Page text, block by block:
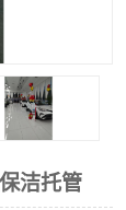
洁托管